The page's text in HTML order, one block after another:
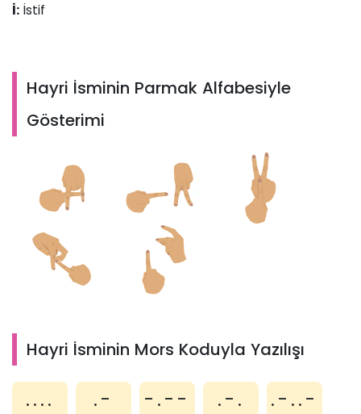
İ: İstif
Hayri İsminin Parmak Alfabesiyle
Gösterimi
Hayri İsminin Mors Koduyla Yazılışı
.... .- -.-- .-. .-..-